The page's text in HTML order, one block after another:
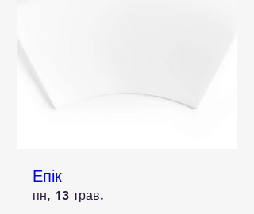
Епік
пн, 13 трав.